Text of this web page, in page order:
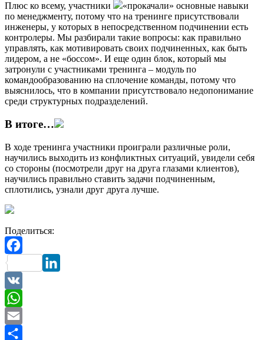
Плюс ко всему, участники
«прокачали» основные навыки
по менеджменту, потому что на тренинге присутствовали
инженеры, у которых в непосредственном подчинении есть
контролеры. Мы разбирали такие вопросы: как правильно
управлять, как мотивировать своих подчиненных, как быть
лидером, а не «боссом». И еще один блок, который мы
затронули с участниками тренинга – модуль по
командообразованию на сплочение команды, потому что
выяснилось, что в компании присутствовало недопонимание
среди структурных подразделений.
В итоге…
В ходе тренинга участники проиграли различные роли,
научились выходить из конфликтных ситуаций, увидели себя
со стороны (посмотрели друг на друга глазами клиентов),
научились правильно ставить задачи подчиненным,
сплотились, узнали друг друга лучше.
Поделиться:
Facebook
LinkedIn
VK
WhatsApp
Email